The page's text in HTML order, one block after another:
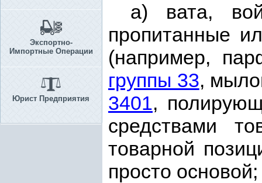
Экспортно-
Импортные Операции
Юрист Предприятия
а) вата,
пропитанные
(например,
группы 33,
3401,
средствами
товарной
просто основой;